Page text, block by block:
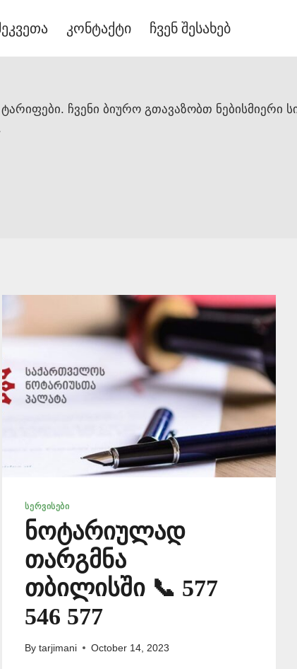
კონტაქტი ჩვენ შესახებ
ჩვენი ბიურო გთავაზობთ
ᲡᲔᲠᲕᲘᲡᲔᲑᲘ
ნოტარიულად
თარგმნა
თბილისში 📞 577
546 577
By tarjimani October 14, 2023